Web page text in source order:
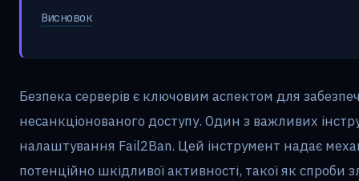
Висновок
Безпека серверів є ключовим аспектом для
несанкціонованого доступу. Один з важливих
налаштування Fail2Ban. Цей інструмент надає
потенційно шкідливої активності, такої як спроби